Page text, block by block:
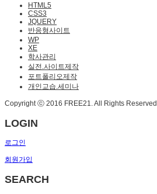
HTML5
CSS3
JQUERY
반응형사이트
WP
XE
학사관리
실전.사이트제작
포트폴리오제작
개인교습.세미나
Copyright ⓒ 2016 FREE21. All Rights Reserved.
LOGIN
로그인
회원가입
SEARCH